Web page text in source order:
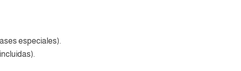
especiales).